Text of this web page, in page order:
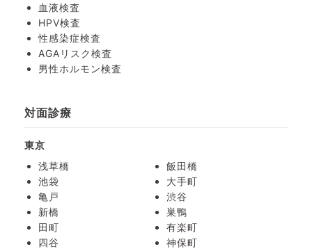
血液検査
HPV検査
性感染症検査
AGAリスク検査
男性ホルモン検査
対面診療
東京
浅草橋
飯田橋
池袋
大手町
亀戸
渋谷
新橋
巣鴨
田町
有楽町
四谷
神保町